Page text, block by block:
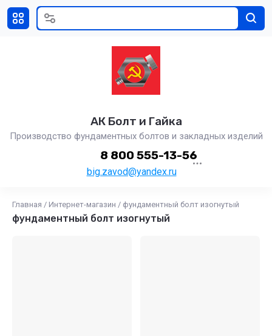
АК Болт и Гайка
Производство фундаментных болтов и закладных изделий
big.zavod@yandex.ru
8 800 555-13-56
Главная / Интернет-магазин / фундаментный болт изогнутый
фундаментный болт изогнутый